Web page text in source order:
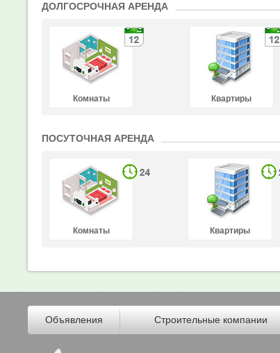
ДОЛГОСРОЧНАЯ АРЕНДА
Комнаты Квартиры
ПОСУТОЧНАЯ АРЕНДА
Комнаты Квартиры
Объявления Строительные компании